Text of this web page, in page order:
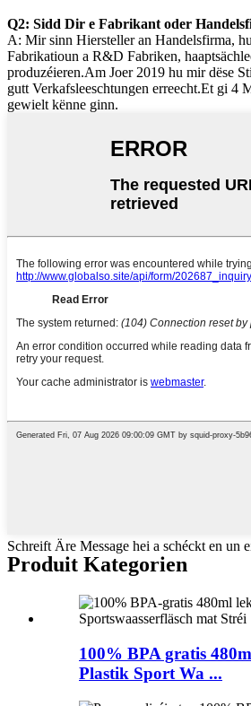
Q2: Sidd Dir e Fabrikant oder
A: Mir sinn Hiersteller an Handelsfirma,
Fabrikatioun a R&D Fabriken,
produzéieren.Am Joer 2019 hu mir dëse
gutt Verkafsleeschtungen erreecht.Et gi 4
gewielt kënne ginn.
Schreift Äre Message hei a schéckt en un
Produit Kategorien
100% BPA gratis
Plastik Sport Wa ...